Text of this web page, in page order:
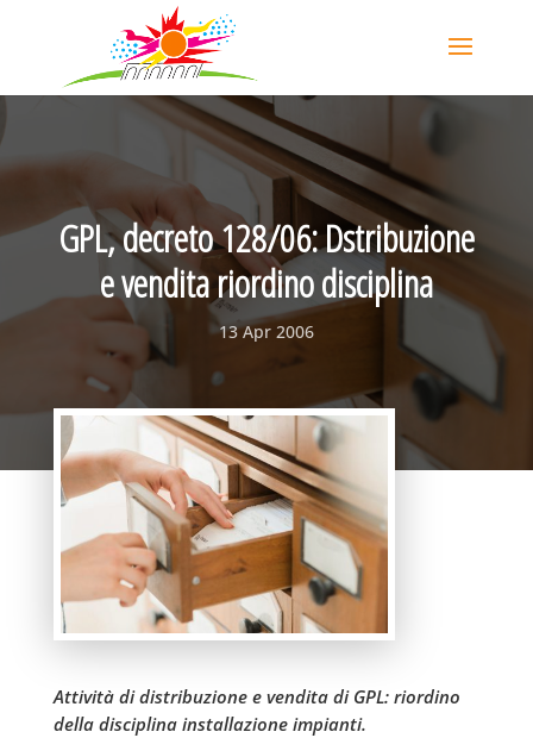
GPL, decreto 128/06: Dstribuzione
e vendita riordino disciplina
13 Apr 2006
Attività di distribuzione e vendita di GPL: riordino
della disciplina installazione impianti.